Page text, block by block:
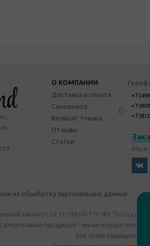
О КОМПАНИИ
Доставка и оплата
Самовывоз
Возврат товара
Отзывы
Статьи
+7
+7
+7
Мы в
на обработку персональных данных
закон от 22.11.1995 N 171-ФЗ "О
алкогольной продукции": мы не
Все права защищены